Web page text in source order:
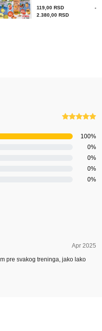
119,00 RSD
-
2.380,00 RSD
100%
0%
0%
0%
0%
Apr 2025
pre svakog treninga, jako lako